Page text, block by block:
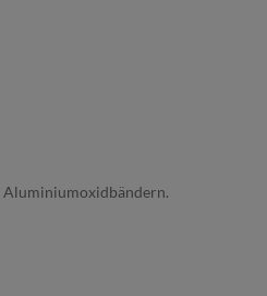
Aluminiumoxidbändern.